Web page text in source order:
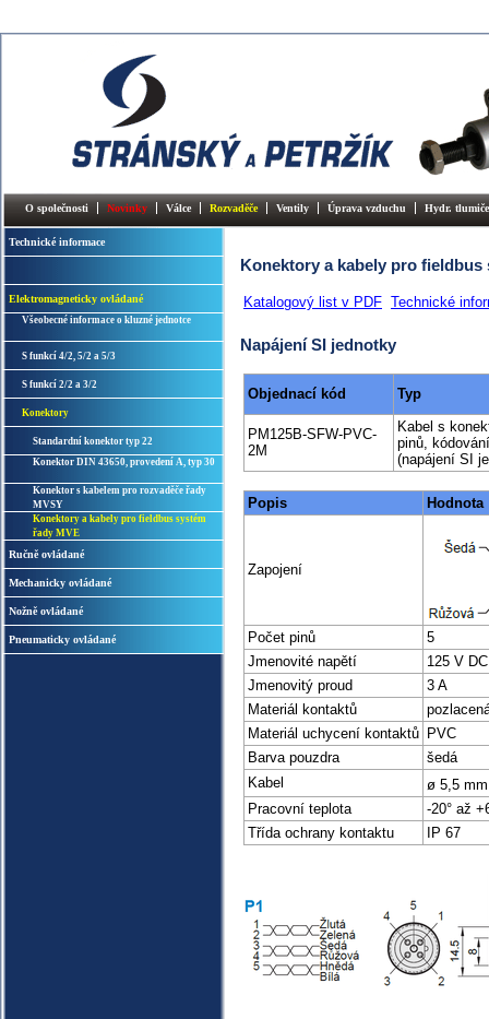
O společnosti Novinky Válce Rozvaděče Ventily Úprava vzduchu Hydr.
Technické informace
Elektromagneticky ovládané
Všeobecné informace o kluzné jednotce
S funkcí 4/2, 5/2 a 5/3
S funkcí 2/2 a 3/2
Konektory
Standardní konektor typ 22
Konektor DIN 43650, provedení A, typ 30
Konektor s kabelem pro rozvaděče řady
MVSY
Konektory a kabely pro fieldbus systém
řady MVE
Ručně ovládané
Mechanicky ovládané
Nožně ovládané
Pneumaticky ovládané
Konektory a kabely pro fieldbus
Katalogový list v PDF Technické
Napájení SI jednotky
Objednací kód Typ
PM125B-SFW-PVC-
2M
Kabel s
pinů,
(napájení SI
Popis Hodnota
Zapojení
Počet pinů
5
Jmenovité napětí
125 V
Jmenovitý proud
3 A
Materiál kontaktů
Materiál uchycení kontaktů PVC
Barva pouzdra
šedá
Kabel
ø 5,5
Pracovní teplota
-20° až
Třída ochrany kontaktu
IP 67